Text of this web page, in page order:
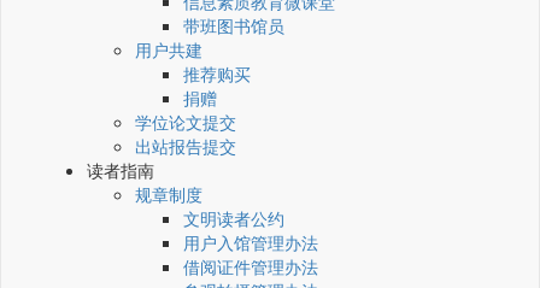
带班图书馆员
用户共建
推荐购买
捐赠
学位论文提交
出站报告提交
读者指南
规章制度
文明读者公约
用户入馆管理办法
借阅证件管理办法